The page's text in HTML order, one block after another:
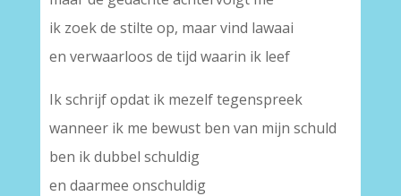
ik zoek de stilte op, maar vind lawaai
en verwaarloos de tijd waarin ik leef
Ik schrijf opdat ik mezelf tegenspreek
wanneer ik me bewust ben van mijn schuld
ben ik dubbel schuldig
en daarmee onschuldig